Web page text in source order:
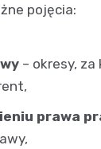
pojęcia:
– okresy, za
prawa